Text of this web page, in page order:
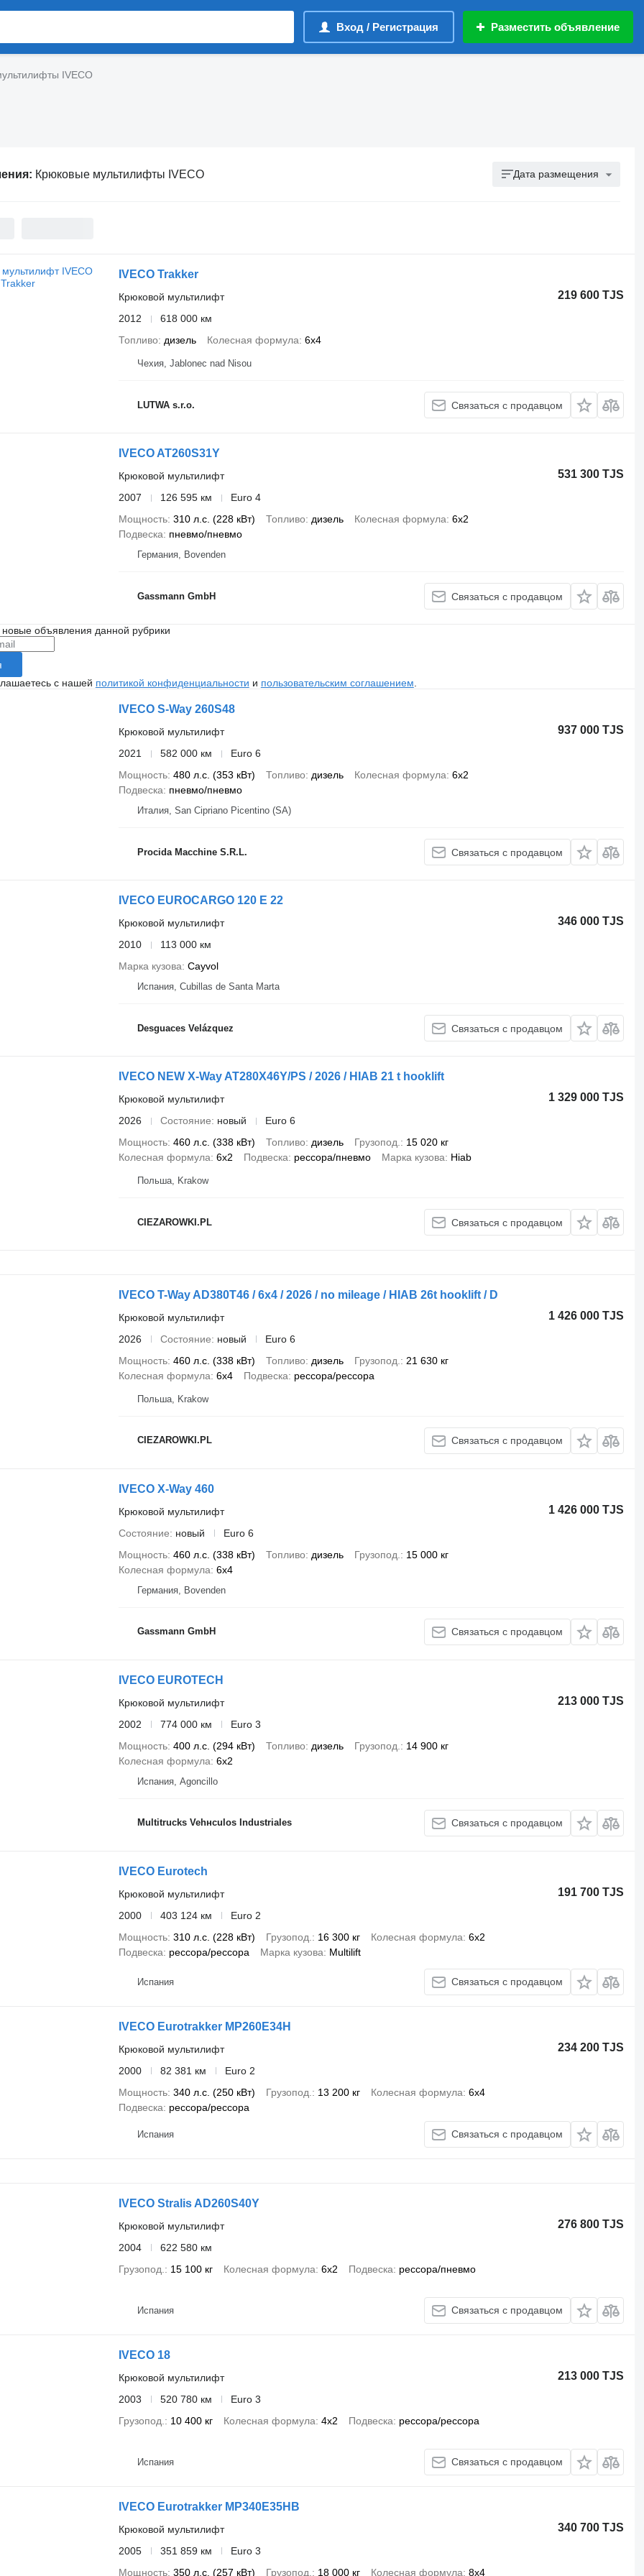
Вход / Регистрация Разместить объявление
IVECO
Крюковые мультилифты IVECO Дата размещения
IVECO Trakker
219 600 TJS
Крюковой мультилифт
2012
618 000 км
Топливо
дизель Колесная формула 6x4
Чехия, Jablonec nad Nisou
LUTWA s.r.o. Связаться с продавцом
IVECO AT260S31Y
531 300 TJS
Крюковой мультилифт
2007
126 595 км
Euro 4
Мощность 310 л.с. (228 кВт) Топливо дизель Колесная формула 6x2
Подвеска
пневмо/пневмо
Германия, Bovenden
Gassmann GmbH Связаться с продавцом
объявления данной рубрики
с нашей политикой конфиденциальности и пользовательским соглашением
IVECO S-Way 260S48
937 000 TJS
Крюковой мультилифт
2021
582 000 км
Euro 6
Мощность 480 л.с. (353 кВт) Топливо дизель Колесная формула 6x2
Подвеска
пневмо/пневмо
Италия, San Cipriano Picentino (SA)
Procida Macchine S.R.L. Связаться с продавцом
IVECO EUROCARGO 120 E 22
346 000 TJS
Крюковой мультилифт
2010
113 000 км
Марка кузова Cayvol
Испания, Cubillas de Santa Marta
Desguaces Velázquez Связаться с продавцом
IVECO NEW X-Way AT280X46Y/PS / 2026 / HIAB 21 t hooklift
1 329 000 TJS
Крюковой мультилифт
2026
Состояние новый
Euro 6
Мощность 460 л.с. (338 кВт) Топливо дизель Грузопод.
15 020 кг
Колесная формула 6x2 Подвеска рессора/пневмо Марка кузова Hiab
Польша, Krakow
CIEZAROWKI.PL Связаться с продавцом
IVECO T-Way AD380T46 / 6x4 / 2026 / no mileage / HIAB 26t hooklift / D
1 426 000 TJS
Крюковой мультилифт
2026
Состояние новый
Euro 6
Мощность 460 л.с. (338 кВт) Топливо дизель Грузопод.
21 630 кг
Колесная формула 6x4 Подвеска рессора/рессора
Польша, Krakow
CIEZAROWKI.PL Связаться с продавцом
IVECO X-Way 460
1 426 000 TJS
Крюковой мультилифт
Состояние
новый
Euro 6
Мощность 460 л.с. (338 кВт) Топливо дизель Грузопод.
15 000 кг
Колесная формула 6x4
Германия, Bovenden
Gassmann GmbH Связаться с продавцом
IVECO EUROTECH
213 000 TJS
Крюковой мультилифт
2002
774 000 км
Euro 3
Мощность 400 л.с. (294 кВт) Топливо дизель Грузопод.
14 900 кг
Колесная формула 6x2
Испания, Agoncillo
Multitrucks Vehнculos Industriales Связаться с продавцом
IVECO Eurotech
191 700 TJS
Крюковой мультилифт
2000
403 124 км
Euro 2
Мощность 310 л.с. (228 кВт) Грузопод. 16 300 кг Колесная формула 6x2
Подвеска
рессора/рессора Марка кузова Multilift
Испания Связаться с продавцом
IVECO Eurotrakker MP260E34H
234 200 TJS
Крюковой мультилифт
2000
82 381 км
Euro 2
Мощность 340 л.с. (250 кВт) Грузопод. 13 200 кг Колесная формула 6x4
Подвеска
рессора/рессора
Испания Связаться с продавцом
IVECO Stralis AD260S40Y
276 800 TJS
Крюковой мультилифт
2004
622 580 км
Грузопод.
15 100 кг Колесная формула 6x2 Подвеска рессора/пневмо
Испания Связаться с продавцом
IVECO 18
213 000 TJS
Крюковой мультилифт
2003
520 780 км
Euro 3
Грузопод.
10 400 кг Колесная формула 4x2 Подвеска рессора/рессора
Испания Связаться с продавцом
IVECO Eurotrakker MP340E35HB
340 700 TJS
Крюковой мультилифт
2005
351 859 км
Euro 3
Мощность 350 л.с. (257 кВт) Грузопод. 18 000 кг Колесная формула 8x4